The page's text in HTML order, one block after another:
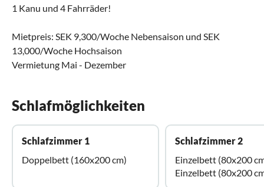
1 Kanu und 4 Fahrräder!
Mietpreis: SEK 9,300/Woche Nebensaison und SEK
13,000/Woche Hochsaison
Vermietung Mai - Dezember
Schlafmöglichkeiten
Schlafzimmer 1
Doppelbett (160x200 cm)
Schlafzimmer 2
Einzelbett (80x200
Einzelbett (80x200